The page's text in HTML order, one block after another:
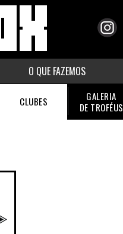
O QUE FAZEMOS
CLUBES
GALERIA
DE TROFÉUS